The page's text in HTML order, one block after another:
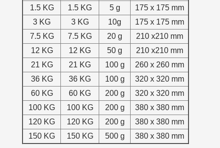
1.5 KG
1.5 KG 5 g
175 x 175 mm
3 KG
3 KG 10g
175 x 175 mm
7.5 KG
7.5 KG 20 g
210 x210 mm
12 KG
12 KG 50 g
210 x210 mm
21 KG
21 KG 100 g
260 x 260 mm
36 KG
36 KG 100 g
320 x 320 mm
60 KG
60 KG 200 g
320 x 320 mm
100 KG
100 KG 200 g
380 x 380 mm
120 KG
120 KG 200 g
380 x 380 mm
150 KG
150 KG 500 g 380 x 380 mm